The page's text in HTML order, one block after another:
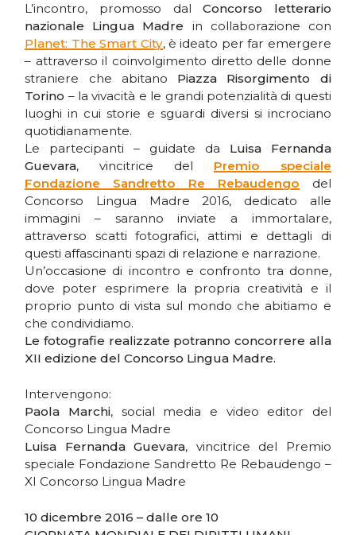
L’incontro, promosso dalConcorso letterario
nazionale Lingua Madre in collaborazione con
Planet: The Smart City, è ideato per far emergere
– attraverso il coinvolgimento diretto delle donne
straniere che abitano Piazza Risorgimento di
Torino – la vivacità e le grandi potenzialità di questi
luoghi in cui storie e sguardi diversi si incrociano
quotidianamente.
Le partecipanti – guidate da Luisa Fernanda
Guevara, vincitrice del Premio speciale
Fondazione Sandretto Re Rebaudengo del
Concorso Lingua Madre 2016, dedicato alle
immagini – saranno inviate a immortalare,
attraverso scatti fotografici, attimi e dettagli di
questi affascinanti spazi di relazione e narrazione.
Un’occasione di incontro e confronto tra donne,
dove poter esprimere la propria creatività e il
proprio punto di vista sul mondo che abitiamo e
che condividiamo.
Le fotografie realizzate potranno concorrere alla
XII edizione del Concorso Lingua Madre.
Intervengono:
Paola Marchi, social media e video editor del
Concorso Lingua Madre
Luisa Fernanda Guevara, vincitrice del Premio
speciale Fondazione Sandretto Re Rebaudengo –
XI Concorso Lingua Madre
10 dicembre 2016 – dalle ore 10